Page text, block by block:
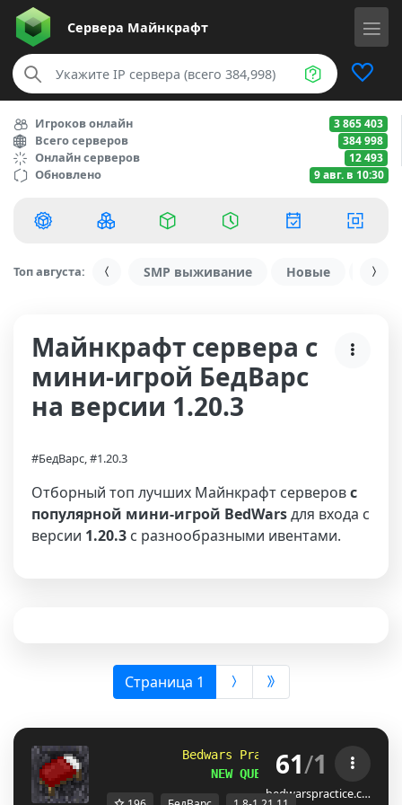
Сервера Майнкрафт
Игроков онлайн 3 865 403
Всего серверов 384 998
Онлайн серверов 12 493
Обновлено 9 авг. в 10:30
Топ августа: SMP выживание Новые С
Майнкрафт сервера с
мини-игрой БедВарс
на версии 1.20.3
#БедВарс, #1.20.3
Отборный топ лучших Майнкрафт серверовс
популярной мини-игрой BedWarsдля входа с
версии 1.20.3 с разнообразными ивентами.
Страница 1 (выбрана)
Bedwars Practice
[1.8-1.21.11]
NEW QUESTS!61/1
bedwarspractice.c…